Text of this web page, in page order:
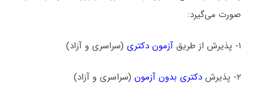
صورت می‌گیرد:
۱- پذیرش از طریق آزمون دکتری (سراسری و آزاد)
۲- پذیرش دکتری بدون آزمون(سراسری و آزاد)